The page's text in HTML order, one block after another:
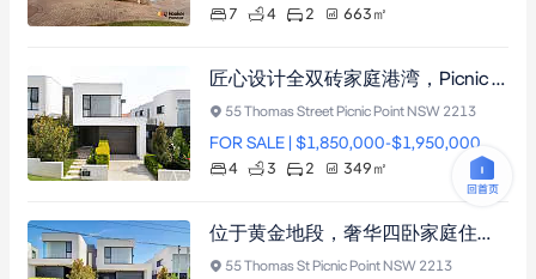
7 4 2 663 ㎡
匠心设计全双砖家庭港湾，Picnic Point度假风格泳池华宅。
55 Thomas Street Picnic Point NSW 2213
FOR SALE | $1,850,000-$1,950,000
4 3 2 349 ㎡
位于黄金地段，奢华四卧家庭住宅，配备中央空调、入地泳池及智能厨房，毗邻火车站与名校，尽享都市便利生活。
55 Thomas St Picnic Point NSW 2213